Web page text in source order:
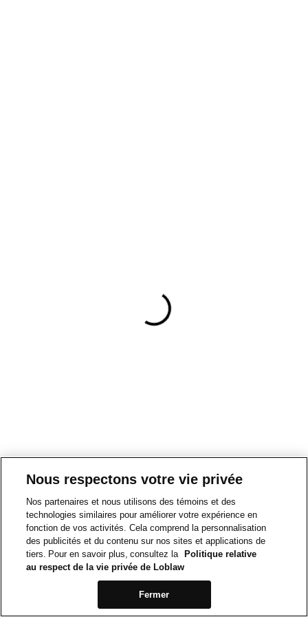
Nous respectons votre vie privée
Nos partenaires et nous utilisons des témoins et des
technologies similaires pour améliorer votre expérience en
fonction de vos activités. Cela comprend la personnalisation
des publicités et du contenu sur nos sites et applications de
tiers. Pour en savoir plus, consultez la
Politique relative
au respect de la vie privée de Loblaw
Fermer